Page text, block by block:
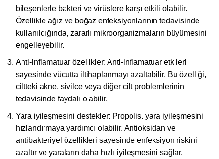
bileşenlerle bakteri ve virüslere karşı etkili olabilir.
Özellikle ağız ve boğaz enfeksiyonlarının tedavisinde
kullanıldığında, zararlı mikroorganizmaların büyümesini
engelleyebilir.
Anti-inflamatuar özellikler: Anti-inflamatuar etkileri
sayesinde vücutta iltihaplanmayı azaltabilir. Bu özelliği,
ciltteki akne, sivilce veya diğer cilt problemlerinin
tedavisinde faydalı olabilir.
Yara iyileşmesini destekler: Propolis, yara iyileşmesini
hızlandırmaya yardımcı olabilir. Antioksidan ve
antibakteriyel özellikleri sayesinde enfeksiyon riskini
azaltır ve yaraların daha hızlı iyileşmesini sağlar.